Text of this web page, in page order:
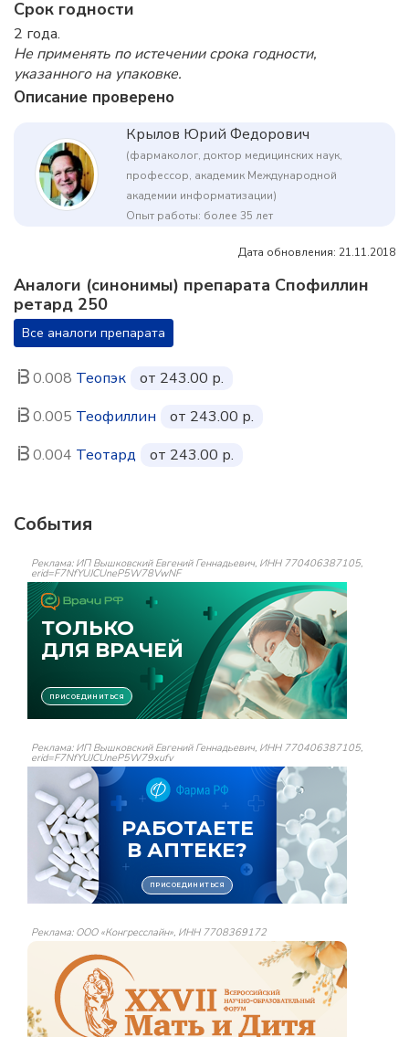
Срок годности
2 года.
Не применять по истечении срока годности,
указанного на упаковке.
Описание проверено
Крылов Юрий Федорович
(фармаколог, доктор медицинских наук,
профессор, академик Международной
академии информатизации)
Опыт работы: более 35 лет
Дата обновления: 21.11.2018
Аналоги (синонимы) препарата Спофиллин
ретард 250
Все аналоги препарата
0.008 Теопэк
от 243.00 р.
0.005 Теофиллин
от 243.00 р.
0.004 Теотард от 243.00 р.
События
Реклама: ИП Вышковский Евгений Геннадьевич, ИНН 770406387105,
erid=F7NfYUJCUneP5W78VwNF
Реклама: ИП Вышковский Евгений Геннадьевич, ИНН 770406387105,
erid=F7NfYUJCUneP5W79xufv
Реклама: ООО «Конгресслайн», ИНН 7708369172